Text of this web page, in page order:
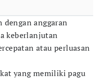
dengan anggaran
keberlanjutan
atau perluasan
yang memiliki pagu